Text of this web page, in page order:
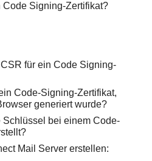
Signing-Zertifikat?
für ein Code Signing-
Code-Signing-Zertifikat,
generiert wurde?
Schlüssel bei einem Code-
Mail Server erstellen: